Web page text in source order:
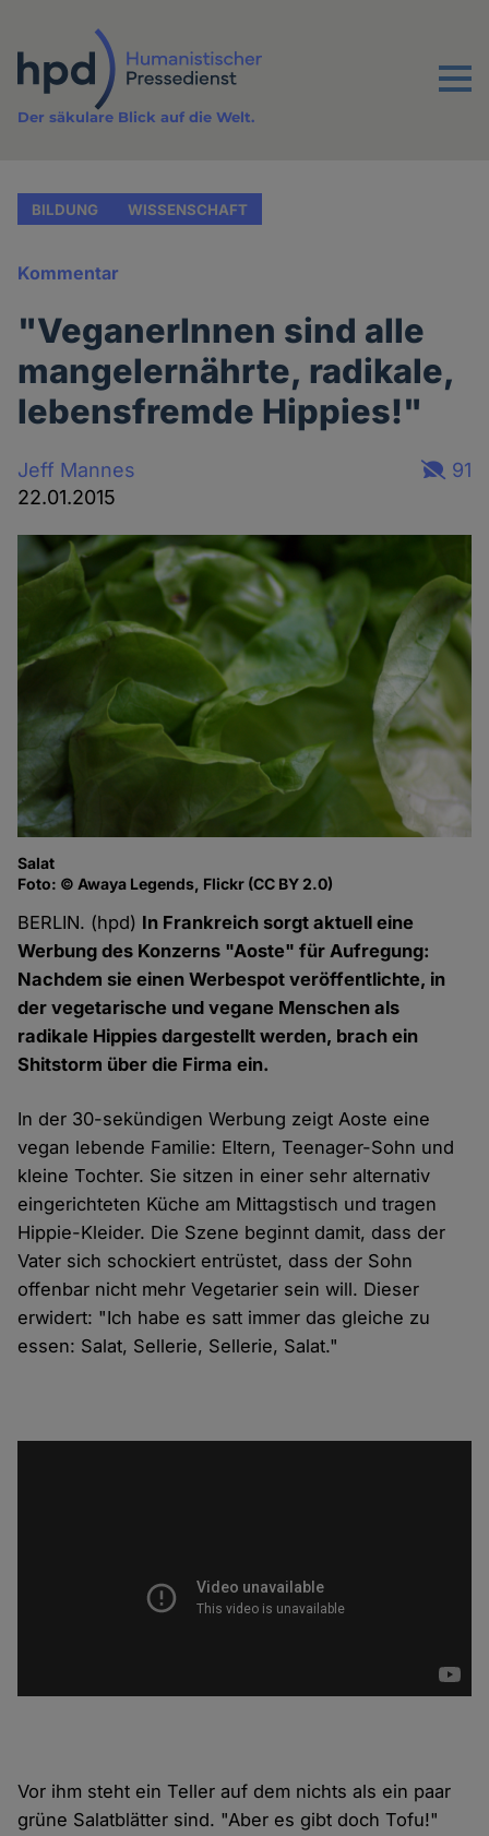
Inhalt
Menu
Der säkulare Blick auf die Welt.
BILDUNG WISSENSCHAFT
Kommentar
"VeganerInnen sind alle
mangelernährte, radikale,
lebensfremde Hippies!"
Jeff Mannes
22.01.2015
91
Salat
Foto: © Awaya Legends, Flickr (CC BY 2.0)
BERLIN. (hpd) In Frankreich sorgt aktuell eine
Werbung des Konzerns "Aoste" für Aufregung:
Nachdem sie einen Werbespot veröffentlichte, in
der vegetarische und vegane Menschen als
radikale Hippies dargestellt werden, brach ein
Shitstorm über die Firma ein.
In der 30-sekündigenWerbung zeigt Aoste eine
vegan lebende Familie: Eltern, Teenager-Sohn und
kleine Tochter. Sie sitzen in einer sehr alternativ
eingerichteten Küche am Mittagstisch und tragen
Hippie-Kleider. Die Szene beginnt damit, dass der
Vater sich schockiert entrüstet, dass der Sohn
offenbar nicht mehr Vegetarier sein will. Dieser
erwidert: "Ich habe es satt immer das gleiche zu
essen: Salat, Sellerie, Sellerie, Salat."
Vor ihm steht ein Teller auf dem nichts als ein paar
grüne Salatblätter sind. "Aber es gibt doch Tofu!"